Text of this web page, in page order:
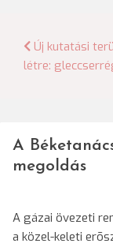
Új kutatási
létre:
A
megoldás
A gázai övezeti
a közel-keleti